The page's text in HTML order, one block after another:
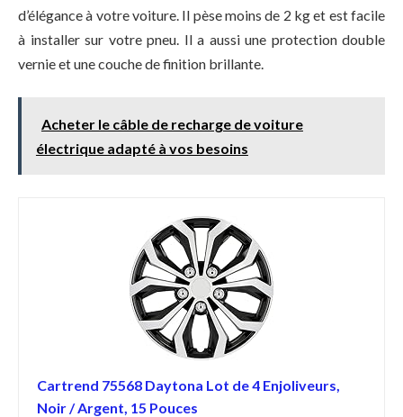
d’élégance à votre voiture. Il pèse moins de 2 kg et est facile
à installer sur votre pneu. Il a aussi une protection double
vernie et une couche de finition brillante.
Acheter le câble de recharge de voiture
électrique adapté à vos besoins
Cartrend 75568 Daytona Lot de 4 Enjoliveurs,
Noir / Argent, 15 Pouces